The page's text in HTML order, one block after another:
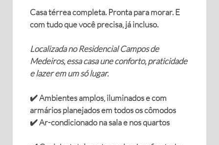
Casa térrea completa. Pronta para morar. E
com tudo que você precisa, já incluso.
Localizada no Residencial Campos de
Medeiros, essa casa une conforto, praticidade
e lazer em um só lugar.
✔️ Ambientes amplos, iluminados e com
armários planejados em todos os cômodos
✔️ Ar-condicionado na sala e nos quartos